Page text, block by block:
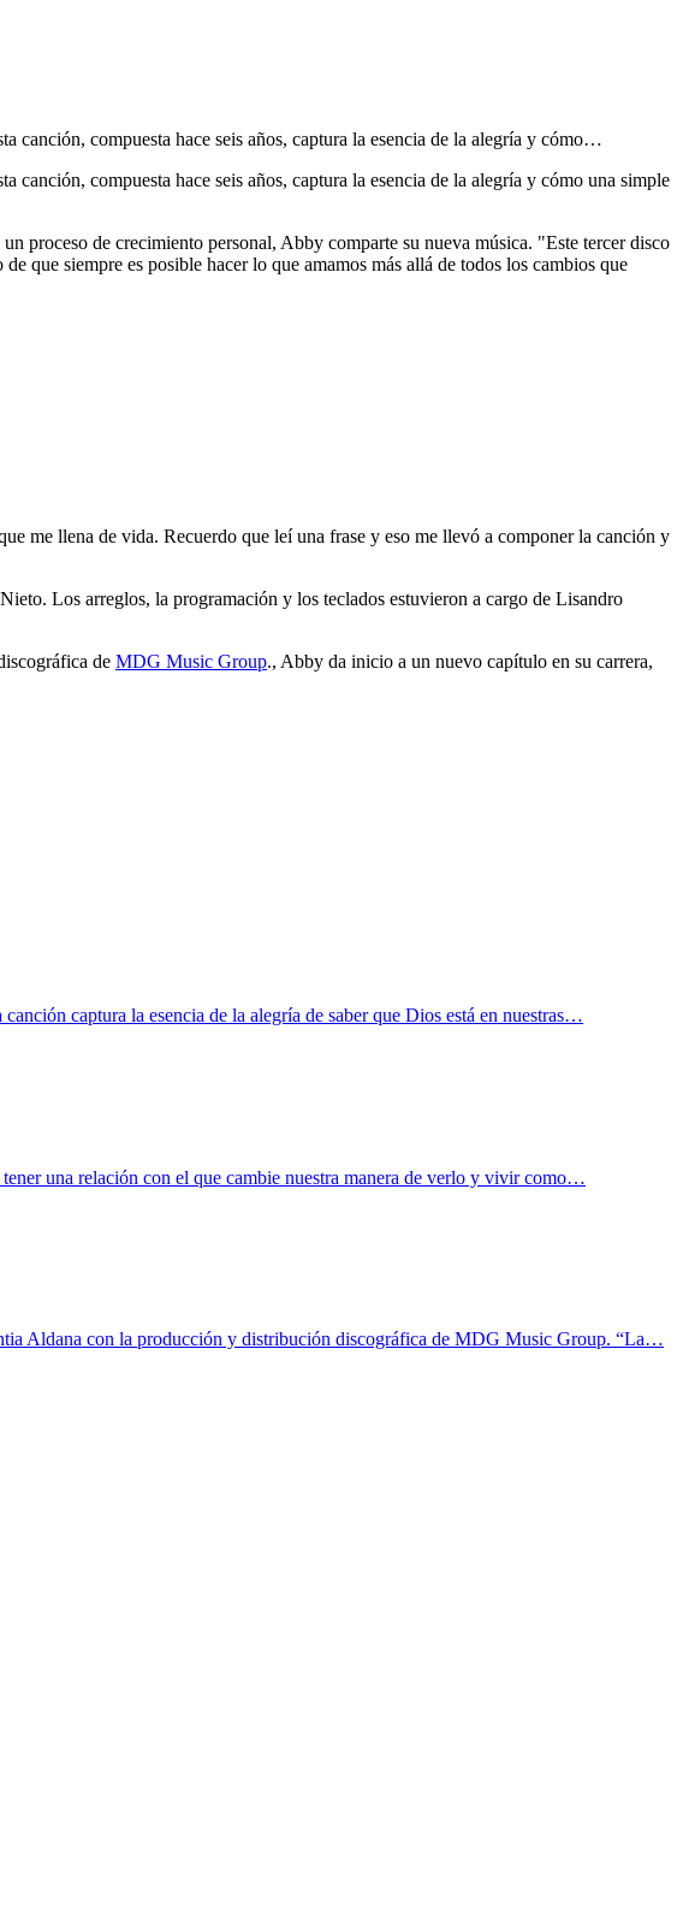
canción, compuesta hace seis años, captura la esencia de la alegría y cómo…
compuesta hace seis años, captura la esencia de la alegría y cómo una simple
proceso de crecimiento personal, Abby comparte su nueva música. "Este tercer disco
que siempre es posible hacer lo que amamos más allá de todos los cambios que
me llena de vida. Recuerdo que leí una frase y eso me llevó a componer la canción y
Los arreglos, la programación y los teclados estuvieron a cargo de Lisandro
de MDG Music Group., Abby da inicio a un nuevo capítulo en su carrera,
captura la esencia de la alegría de saber que Dios está en nuestras…
una relación con el que cambie nuestra manera de verlo y vivir como…
Aldana con la producción y distribución discográfica de MDG Music Group. “La…